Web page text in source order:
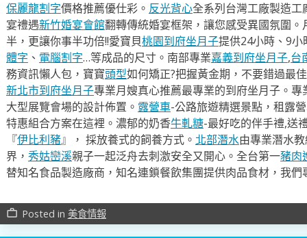
保麗龍割字價格推薦優仕彩。 反光背心全系列台灣工廠製造
宴禮遇新竹婚宴會館翻轉傳統婚宴框架，讓您感受異國氛圍。
半，更讓你事半功倍!!愛寶貝桃園到府坐月子提供24小時、9
體字 、 電腦割字…等成品的尺寸。南部專業嘉義到府坐月子,台
務資訊懶人包，寶寶頭型如何矯正?把握黃金期，不要錯過最
新北市到府坐月子專業月嫂真心推薦最專業的到府坐月子。專
大型展覽會場的設計佈置。 露營車-公路旅遊精選景點，租露
特惠組合方案在這裡。濃郁的奶香牛軋糖-最好吃的伴手禮,送
『伊比利豬』， 採放養式的飼養方式。 北部潛水由專業潛水
界， 秀姑巒溪親子一起泛舟去​刺激安全又開心。全台第一豬肉
替知名食品製造廠商，知名連鎖餐飲集團提供肉品食材，我
work_outline Posted in 美食情報